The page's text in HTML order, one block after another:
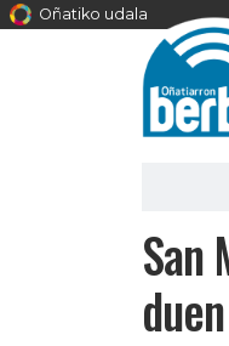
Oñatiko udala
San